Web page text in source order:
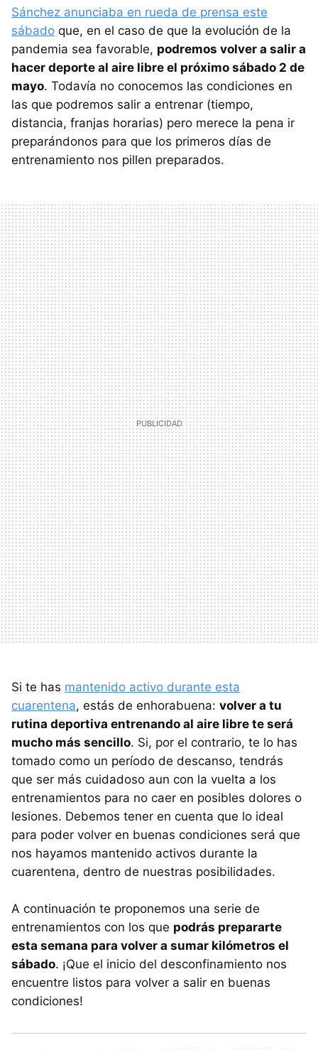
Sánchez anunciaba en rueda de prensa este
sábado que, en el caso de que la evolución de la
pandemia sea favorable, podremos volver a salir a
hacer deporte al aire libre el próximo sábado 2 de
mayo. Todavía no conocemos las condiciones en
las que podremos salir a entrenar (tiempo,
distancia, franjas horarias) pero merece la pena ir
preparándonos para que los primeros días de
entrenamiento nos pillen preparados.
Si te has mantenido activo durante esta
cuarentena, estás de enhorabuena: volver a tu
rutina deportiva entrenando al aire libre te será
mucho más sencillo. Si, por el contrario, te lo has
tomado como un período de descanso, tendrás
que ser más cuidadoso aun con la vuelta a los
entrenamientos para no caer en posibles dolores o
lesiones. Debemos tener en cuenta que lo ideal
para poder volver en buenas condiciones será que
nos hayamos mantenido activos durante la
cuarentena, dentro de nuestras posibilidades.
A continuación te proponemos una serie de
entrenamientos con los que podrás prepararte
esta semana para volver a sumar kilómetros el
sábado. ¡Que el inicio del desconfinamiento nos
encuentre listos para volver a salir en buenas
condiciones!